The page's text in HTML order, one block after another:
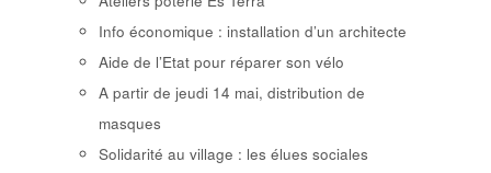
Info économique : installation d’un architecte
Aide de l’Etat pour réparer son vélo
A partir de jeudi 14 mai, distribution de
masques
Solidarité au village : les élues sociales